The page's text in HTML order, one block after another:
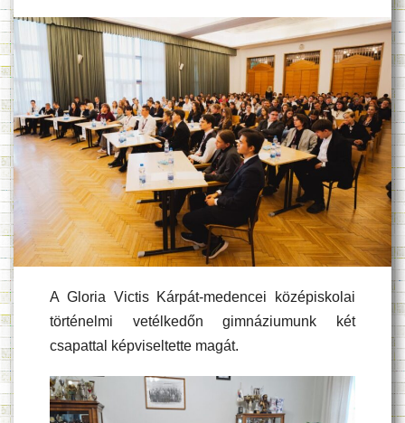
A Gloria Victis Kárpát-medencei középiskolai
történelmi vetélkedőn gimnáziumunk két
csapattal képviseltette magát.